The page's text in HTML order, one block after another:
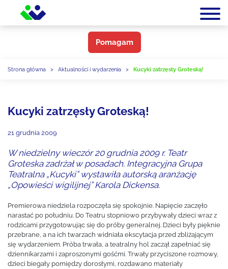
Pomagam
Strona główna > Aktualności i wydarzenia > Kucyki zatrzęsły Groteską!
Kucyki zatrzęsły Groteską!
21 grudnia 2009
W niedzielny wieczór 20 grudnia 2009 r. Teatr
Groteska zadrżał w posadach. Integracyjna Grupa
Teatralna „Kucyki” wystawiła autorską aranżację
„Opowieści wigilijnej” Karola Dickensa.
Premierowa niedziela rozpoczęła się spokojnie. Napięcie zaczęło
narastać po południu. Do Teatru stopniowo przybywały dzieci wraz z
rodzicami przygotowując się do próby generalnej. Dzieci były pięknie
przebrane, a na ich twarzach widniała ekscytacja przed zbliżającym
się wydarzeniem. Próba trwała, a teatralny hol zaczął zapełniać się
dziennikarzami i zaproszonymi gośćmi. Trwały przyciszone rozmowy,
dzieci biegały pomiędzy dorosłymi, rozdawano materiały